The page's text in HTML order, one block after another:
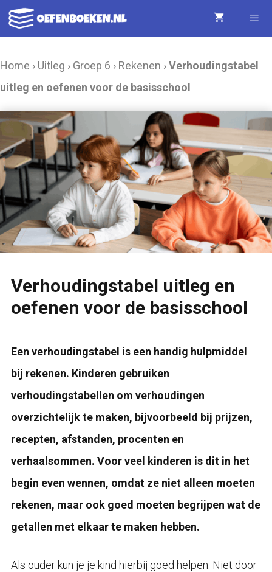
Ga
naar
Home › Uitleg › Groep 6 › Rekenen ›Verhoudingstabel
uitleg en oefenen voor de basisschool
Verhoudingstabel uitleg en
oefenen voor de basisschool
Een verhoudingstabel is een handig hulpmiddel
bij rekenen. Kinderen gebruiken
verhoudingstabellen om verhoudingen
overzichtelijk te maken, bijvoorbeeld bij prijzen,
recepten, afstanden, procenten en
verhaalsommen. Voor veel kinderen is dit in het
begin even wennen, omdat ze niet alleen moeten
rekenen, maar ook goed moeten begrijpen wat de
getallen met elkaar te maken hebben.
Als ouder kun je je kind hierbij goed helpen. Niet door